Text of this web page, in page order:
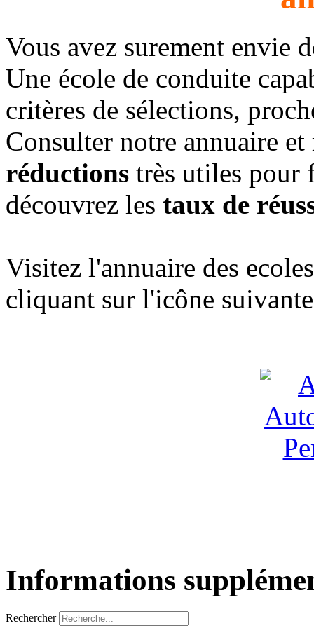
Vous avez surement envie
Une école de conduite
critères de sélections,
Consulter notre annuaire
réductions très utiles pour
découvrez les taux de
Visitez l'annuaire des
cliquant sur l'icône
Informations
Rechercher